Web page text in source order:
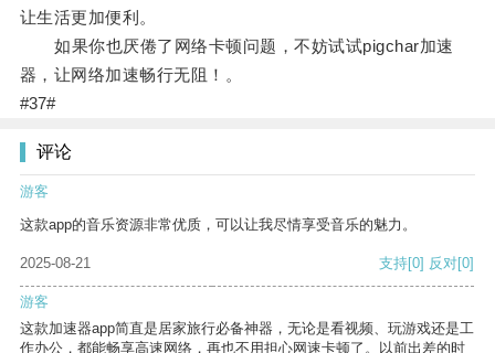
让生活更加便利。
如果你也厌倦了网络卡顿问题，不妨试试pigchar加速
器，让网络加速畅行无阻！。
#37#
评论
游客
这款app的音乐资源非常优质，可以让我尽情享受音乐的魅力。
2025-08-21 支持[0] 反对[0]
游客
这款加速器app简直是居家旅行必备神器，无论是看视频、玩游戏还是工
作办公，都能畅享高速网络，再也不用担心网速卡顿了。以前出差的时